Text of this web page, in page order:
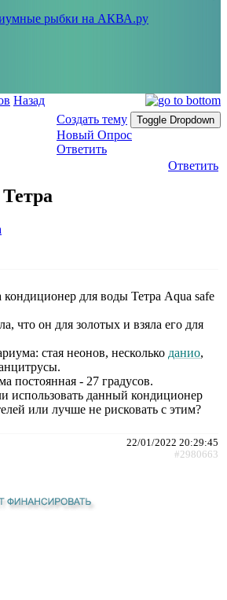
Назад
Создать тему
Toggle Dropdown
Новый Опрос
Ответить
Ответить
кондиционер для воды Тетра Aqua safe
что он для золотых и взяла его для
стая неонов, несколько данио,
постоянная - 27 градусов.
использовать данный кондиционер
или лучше не рисковать с этим?
22/01/2022 20:29:45
#2980663